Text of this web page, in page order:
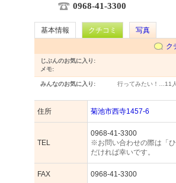
0968-41-3300
基本情報 クチコミ
写真
ク
じぶんのお気に入り:
メモ:
みんなのお気に入り: 行ってみたい！… 11人
住所 菊池市西寺1457-6
TEL
0968-41-3300
※お問い合わせの際は「
だければ幸いです。
FAX 0968-41-3300